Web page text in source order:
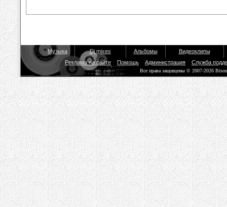
Музыка Dj mixes Альбомы
Видеоклипы
Реклама на сайте
Помощь Администрация Служба
Все права защищены © 2007-2026